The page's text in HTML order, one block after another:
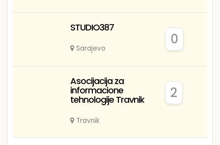
STUDIO387
Sarajevo
0
Asocijacija za
informacione
tehnologije Travnik
Travnik
2